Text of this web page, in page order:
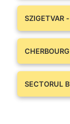
SZIGETVAR
SECTORUL